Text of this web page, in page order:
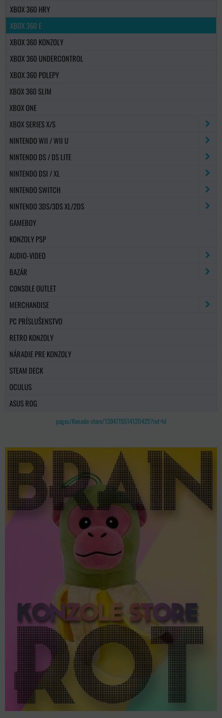
XBOX 360 HRY
XBOX 360 E
XBOX 360 KONZOLY
XBOX 360 UNDERCONTROL
XBOX 360 POLEPY
XBOX 360 SLIM
XBOX ONE
XBOX SERIES X/S
NINTENDO WII / WII U
NINTENDO DS / DS LITE
NINTENDO DSI / XL
NINTENDO SWITCH
NINTENDO 3DS/3DS XL/2DS
GAMEBOY
KONZOLY PSP
AUDIO-VIDEO
BAZÁR
CONSOLE OUTLET
MERCHANDISE
PC PRÍSLUŠENSTVO
RETRO KONZOLY
NÁRADIE PRE KONZOLY
STEAM DECK
OCULUS
ASUS ROG
pages/Konzole-store/1394715514120425?ref=hl